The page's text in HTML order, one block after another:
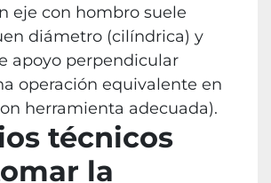
eje con hombro suele
diámetro (cilíndrica) y
apoyo perpendicular
operación equivalente en
herramienta adecuada).
técnicos
la